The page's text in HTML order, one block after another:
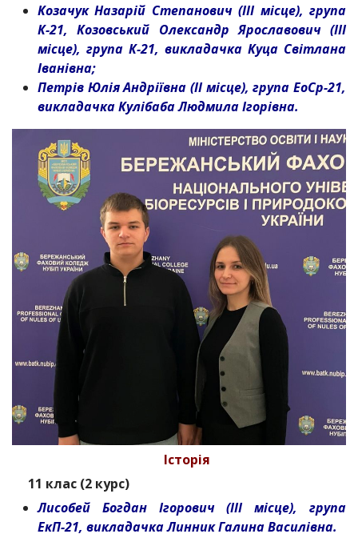
Козачук Назарій Степанович (ІІІ місце), група
К-21, Козовський Олександр Ярославович (ІІІ
місце), група К-21, викладачка Куца Світлана
Іванівна;
Петрів Юлія Андріївна (ІІ місце), група ЕоСр-21,
викладачка Кулібаба Людмила Ігорівна.
Історія
11 клас (2 курс)
Лисобей Богдан Ігорович (ІІІ місце), група
ЕкП-21, викладачка Линник Галина Василівна.